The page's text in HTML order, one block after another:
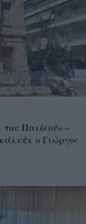
Παιδιού» –
ο Γιώργος